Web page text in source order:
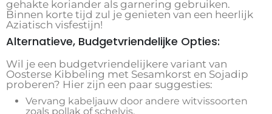
gehakte koriander als garnering gebruiken.
Binnen korte tijd zul je genieten van een heerlijk
Aziatisch visfestijn!
Alternatieve, Budgetvriendelijke Opties:
Wil je een budgetvriendelijkere variant van
Oosterse Kibbeling met Sesamkorst en Sojadip
proberen? Hier zijn een paar suggesties:
Vervang kabeljauw door andere witvissoorten
zoals pollak of schelvis.